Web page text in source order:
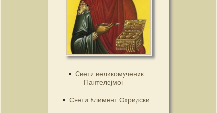
Свети великомученик
Пантелејмон
Свети Климент Охридски